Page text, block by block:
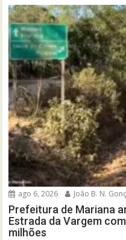
ago 6, 2026 João B. N.
Prefeitura de Mariana
Estrada da Vargem
milhões